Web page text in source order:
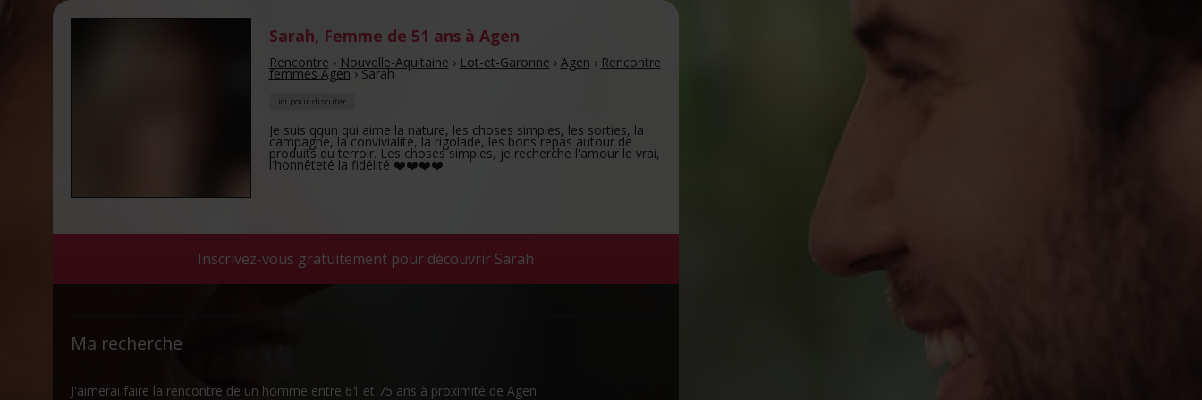
Sarah, Femme de 51 ansà Agen
Rencontre › Nouvelle-Aquitaine › Lot-et-Garonne › Agen › Rencontre
femmes Agen›Sarah
ici pour discuter
Je suis qqun qui aime la nature, les choses simples, les sorties, la
campagne, la convivialité, la rigolade, les bons repas autour de
produits du terroir. Les choses simples, je recherche l'amour le vrai,
l'honnêteté la fidélité ❤️❤️❤️❤️
Inscrivez-vous gratuitement pour découvrir Sarah
Ma recherche
J'aimerai faire la rencontre de un homme entre 61 et 75 ans à proximité de Agen.